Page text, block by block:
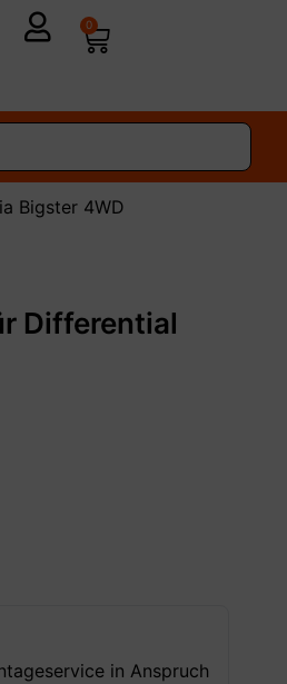
0
Bigster 4WD
Differential
in Anspruch